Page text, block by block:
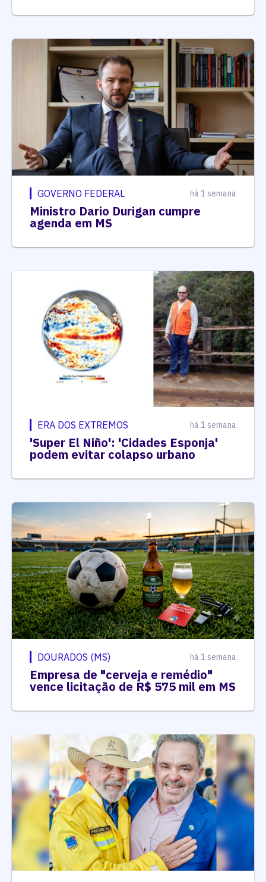
GOVERNO FEDERAL há 1 semana
Ministro Dario Durigan cumpre
agenda em MS
ERA DOS EXTREMOS há 1 semana
'Super El Niño': 'Cidades Esponja'
podem evitar colapso urbano
DOURADOS (MS) há 1 semana
Empresa de "cerveja e remédio"
vence licitação de R$ 575 mil em MS